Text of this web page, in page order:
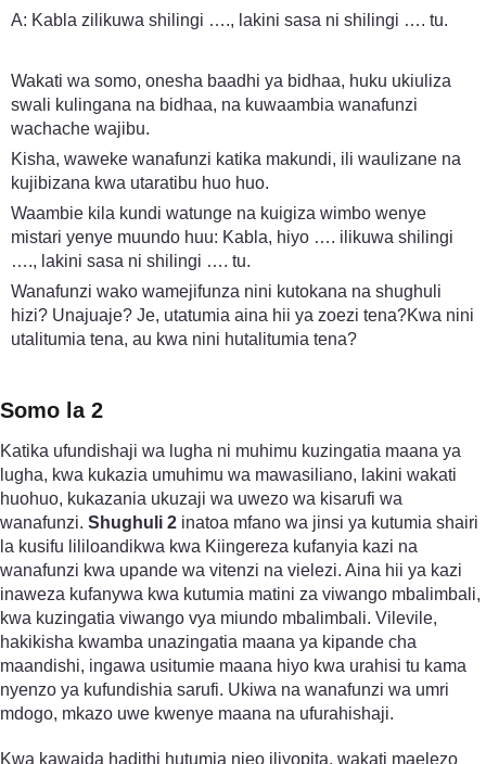
A: Kabla zilikuwa shilingi …., lakini sasa ni shilingi …. tu.
Wakati wa somo, onesha baadhi ya bidhaa, huku ukiuliza
swali kulingana na bidhaa, na kuwaambia wanafunzi
wachache wajibu.
Kisha, waweke wanafunzi katika makundi, ili waulizane na
kujibizana kwa utaratibu huo huo.
Waambie kila kundi watunge na kuigiza wimbo wenye
mistari yenye muundo huu: Kabla, hiyo …. ilikuwa shilingi
…., lakini sasa ni shilingi …. tu.
Wanafunzi wako wamejifunza nini kutokana na shughuli
hizi? Unajuaje? Je, utatumia aina hii ya zoezi tena?Kwa nini
utalitumia tena, au kwa nini hutalitumia tena?
Somo la 2
Katika ufundishaji wa lugha ni muhimu kuzingatia maana ya
lugha, kwa kukazia umuhimu wa mawasiliano, lakini wakati
huohuo, kukazania ukuzaji wa uwezo wa kisarufi wa
wanafunzi. Shughuli 2 inatoa mfano wa jinsi ya kutumia shairi
la kusifu lililoandikwa kwa Kiingereza kufanyia kazi na
wanafunzi kwa upande wa vitenzi na vielezi. Aina hii ya kazi
inaweza kufanywa kwa kutumia matini za viwango mbalimbali,
kwa kuzingatia viwango vya miundo mbalimbali. Vilevile,
hakikisha kwamba unazingatia maana ya kipande cha
maandishi, ingawa usitumie maana hiyo kwa urahisi tu kama
nyenzo ya kufundishia sarufi. Ukiwa na wanafunzi wa umri
mdogo, mkazo uwe kwenye maana na ufurahishaji.
Kwa kawaida hadithi hutumia njeo iliyopita, wakati maelezo